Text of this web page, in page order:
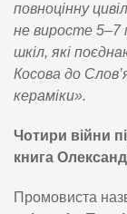
повноцінну
не виросте 5–7
шкіл, які
Косова до
кераміки».
Чотири війни
книга
Промовиста